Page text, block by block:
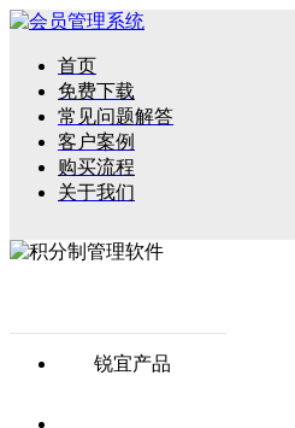
首页
免费下载
常见问题解答
客户案例
购买流程
关于我们
锐宜产品